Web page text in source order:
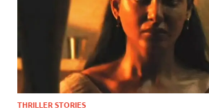
THRILLER STORIES